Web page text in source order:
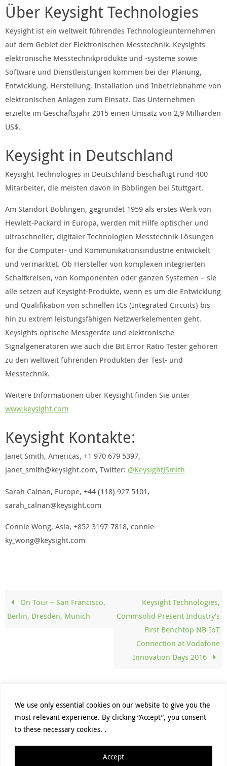
We use only essential cookies on our website to give you the
most relevant experience. By clicking “Accept”, you consent
to these necessary cookies. .
Accept
Über Keysight Technologies
Keysight ist ein weltweit führendes Technologieunternehmen
auf dem Gebiet der Elektronischen Messtechnik. Keysights
elektronische Messtechnikprodukte und -systeme sowie
Software und Dienstleistungen kommen bei der Planung,
Entwicklung, Herstellung, Installation und Inbetriebnahme von
elektronischen Anlagen zum Einsatz. Das Unternehmen
erzielte im Geschäftsjahr 2015 einen Umsatz von 2,9 Milliarden
US$.
Keysight in Deutschland
Keysight Technologies in Deutschland beschäftigt rund 400
Mitarbeiter, die meisten davon in Böblingen bei Stuttgart.
Am Standort Böblingen, gegründet 1959 als erstes Werk von
Hewlett-Packard in Europa, werden mit Hilfe optischer und
ultraschneller, digitaler Technologien Messtechnik-Lösungen
für die Computer- und Kommunikationsindustrie entwickelt
und vermarktet. Ob Hersteller von komplexen integrierten
Schaltkreisen, von Komponenten oder ganzen Systemen – sie
alle setzen auf Keysight-Produkte, wenn es um die Entwicklung
und Qualifikation von schnellen ICs (Integrated Circuits) bis
hin zu extrem leistungsfähigen Netzwerkelementen geht.
Keysights optische Messgeräte und elektronische
Signalgeneratoren wie auch die Bit Error Ratio Tester gehören
zu den weltweit führenden Produkten der Test- und
Messtechnik.
Weitere Informationen über Keysight finden Sie unter
www.keysight.com
Keysight Kontakte:
Janet Smith, Americas, +1 970 679 5397,
janet_smith@keysight.com, Twitter: @KeysightJSmith
Sarah Calnan, Europe, +44 (118) 927 5101,
sarah_calnan@keysight.com
Connie Wong, Asia, +852 3197-7818, connie-
ky_wong@keysight.com
On Tour – San Francisco,
Berlin, Dresden, Munich
Keysight Technologies,
Commsolid Present Industry’s
First Benchtop NB-IoT
Connection at Vodafone
Innovation Days 2016
PRIVACY POLICY
Unless otherwise stated, all content of this web page belongs to
Commsolid GmbH. For exceptions, please refer to our